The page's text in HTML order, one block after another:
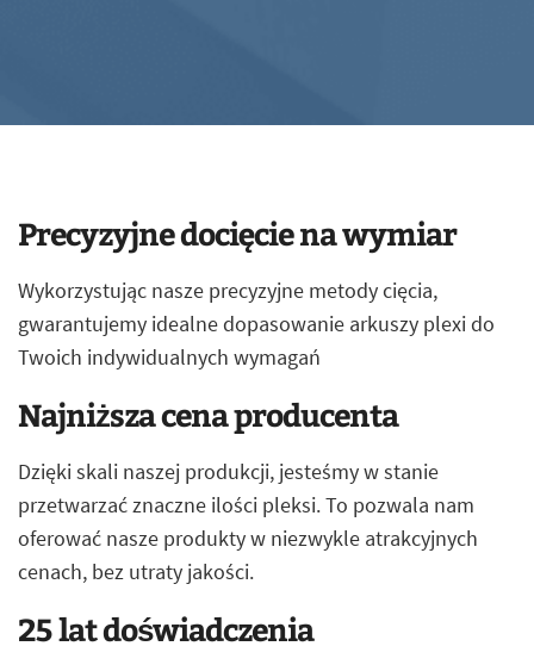
Precyzyjne docięcie na wymiar
Wykorzystując nasze precyzyjne metody cięcia,
gwarantujemy idealne dopasowanie arkuszy plexi do
Twoich indywidualnych wymagań
Najniższa cena producenta
Dzięki skali naszej produkcji, jesteśmy w stanie
przetwarzać znaczne ilości pleksi. To pozwala nam
oferować nasze produkty w niezwykle atrakcyjnych
cenach, bez utraty jakości.
25 lat doświadczenia